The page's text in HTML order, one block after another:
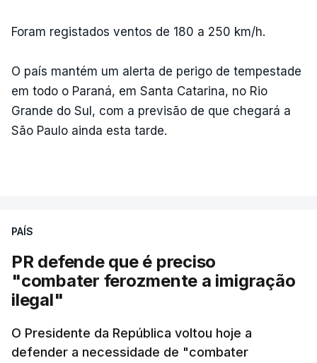
Foram registados ventos de 180 a 250 km/h.
O país mantém um alerta de perigo de tempestade
em todo o Paraná, em Santa Catarina, no Rio
Grande do Sul, com a previsão de que chegará a
São Paulo ainda esta tarde.
PAÍS
PR defende que é preciso
"combater ferozmente a imigração
ilegal"
O Presidente da República voltou hoje a
defender a necessidade de "combater